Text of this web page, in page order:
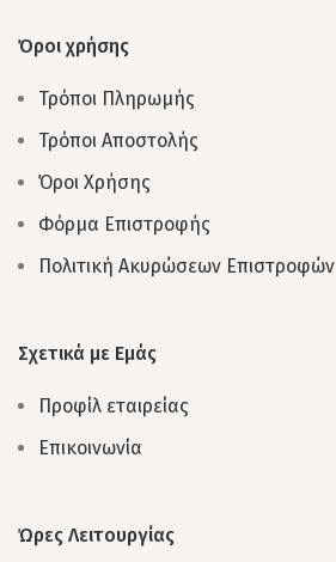
Όροι χρήσης
Τρόποι Πληρωμής
Τρόποι Αποστολής
Όροι Χρήσης
Φόρμα Επιστροφής
Πολιτική Ακυρώσεων Επιστροφών
Σχετικά με Εμάς
Προφίλ εταιρείας
Επικοινωνία
Ώρες Λειτουργίας